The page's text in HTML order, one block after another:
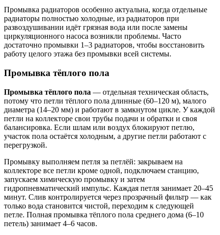
Промывка радиаторов особенно актуальна, когда отдельные
радиаторы полностью холодные, из радиаторов при
развоздушивании идёт грязная вода или после замены
циркуляционного насоса возникли проблемы. Часто
достаточно промывки 1–3 радиаторов, чтобы восстановить
работу целого этажа без промывки всей системы.
Промывка тёплого пола
Промывка тёплого пола — отдельная техническая область,
потому что петли тёплого пола длинные (60–120 м), малого
диаметра (14–20 мм) и работают в замкнутом цикле. У каждой
петли на коллекторе свои трубы подачи и обратки и своя
балансировка. Если шлам или воздух блокируют петлю,
участок пола остаётся холодным, а другие петли работают с
перегрузкой.
Промывку выполняем петля за петлёй: закрываем на
коллекторе все петли кроме одной, подключаем станцию,
запускаем химическую промывку и затем
гидропневматический импульс. Каждая петля занимает 20–45
минут. Слив контролируется через прозрачный фильтр — как
только вода становится чистой, переходим к следующей
петле. Полная промывка тёплого пола среднего дома (6–10
петель) занимает 4–6 часов.